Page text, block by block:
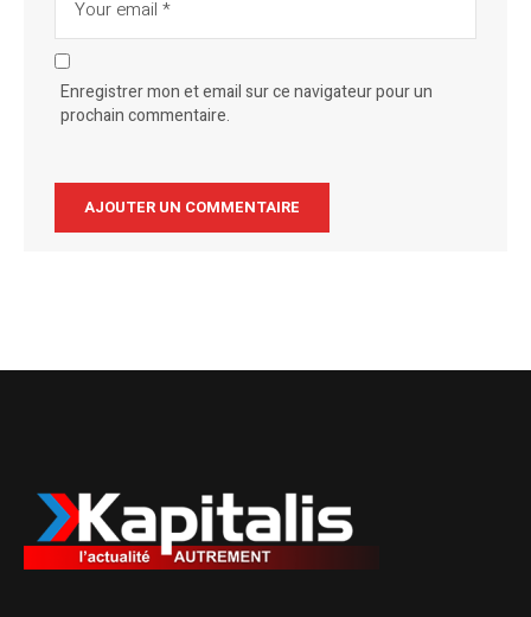
Enregistrer mon et email sur ce navigateur pour un
prochain commentaire.